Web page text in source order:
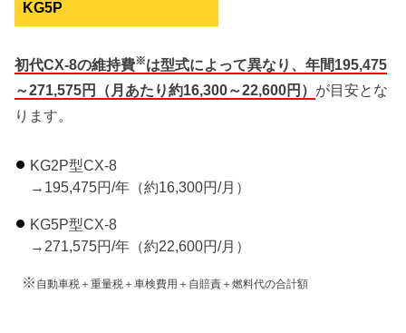
KG5P
初代CX-8の維持費※は型式によって異なり、年間195,475
～271,575円（月あたり約16,300～22,600円） が目安とな
ります。
KG2P型CX-8
→195,475円/年（約16,300円/月）
KG5P型CX-8
→271,575円/年（約22,600円/月）
※ 自動車税＋重量税＋車検費用＋自賠責＋燃料代の合計額